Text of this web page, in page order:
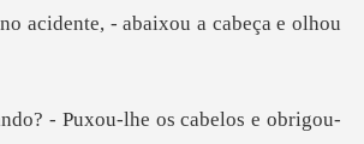
Puxou-lhe os cabelos e ob